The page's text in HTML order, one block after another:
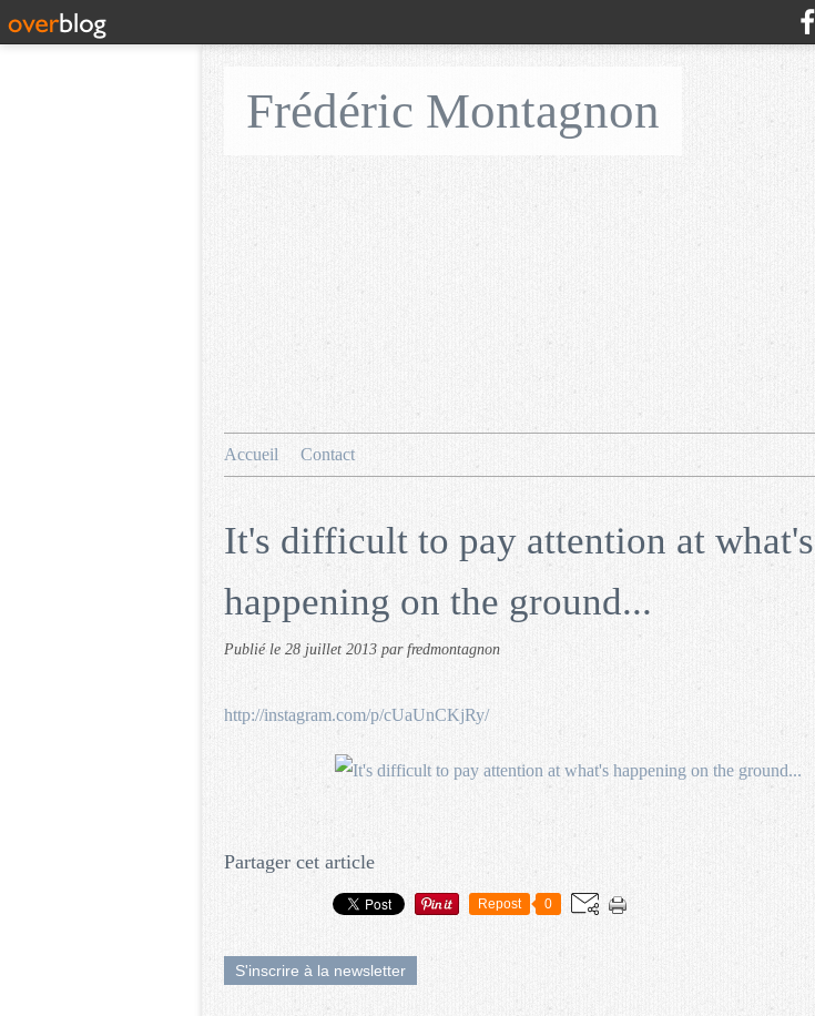
Frédéric Montagnon
Accueil Contact
It's difficult to pay attention at what's
happening on the ground...
Publié le 28 juillet 2013 par fredmontagnon
http://instagram.com/p/cUaUnCKjRy/
Partager cet article
Repost 0
S'inscrire à la newsletter